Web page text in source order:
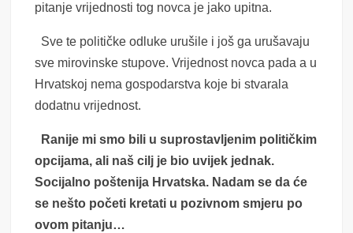
pitanje vrijednosti tog novca je jako upitna.
Sve te političke odluke urušile i još ga urušavaju
sve mirovinske stupove. Vrijednost novca pada a u
Hrvatskoj nema gospodarstva koje bi stvarala
dodatnu vrijednost.
Ranije mi smo bili u suprostavljenim političkim
opcijama, ali naš cilj je bio uvijek jednak.
Socijalno poštenija Hrvatska. Nadam se da će
se nešto početi kretati u pozivnom smjeru po
ovom pitanju…